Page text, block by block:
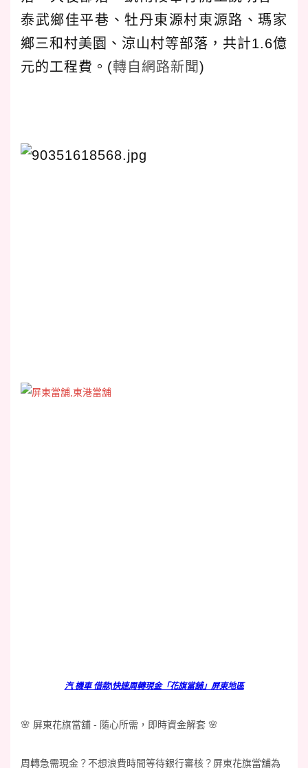
泰武鄉佳平巷、牡丹東源村東源路、瑪家
鄉三和村美園、涼山村等部落，共計1.6億
元的工程費。(轉自網路新聞)
汽 機車 借款|快速周轉現金「花旗當舖」屏東地區
🌸 屏東花旗當舖 - 隨心所需，即時資金解套 🌸
周轉急需現金？不想浪費時間等待銀行審核？屏東花旗當舖為